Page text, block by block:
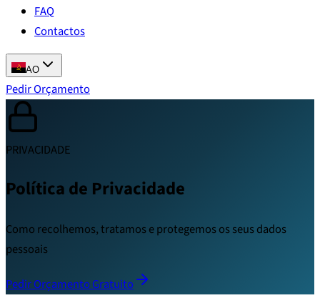
FAQ
Contactos
AO
Pedir Orçamento
PRIVACIDADE
Política de Privacidade
Como recolhemos, tratamos e protegemos os seus dados
pessoais
Pedir Orçamento Gratuito